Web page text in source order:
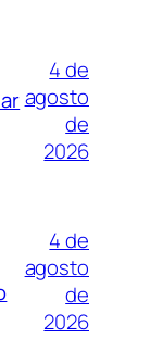
4 de
agosto
de
2026
4 de
agosto
de
2026